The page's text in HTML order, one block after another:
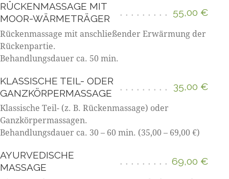
RÜCKENMASSAGE MIT
MOOR-WÄRMETRÄGER
55,00 €
Rückenmassage mit anschließender Erwärmung der
Rückenpartie.
Behandlungsdauer ca. 50 min.
KLASSISCHE TEIL- ODER
GANZKÖRPERMASSAGE
35,00 €
Klassische Teil- (z. B. Rückenmassage) oder
Ganzkörpermassagen.
Behandlungsdauer ca. 30 – 60 min. (35,00 – 69,00 €)
AYURVEDISCHE
MASSAGE
69,00 €